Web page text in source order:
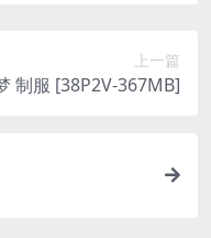
上一篇
制服 [38P2V-367MB]